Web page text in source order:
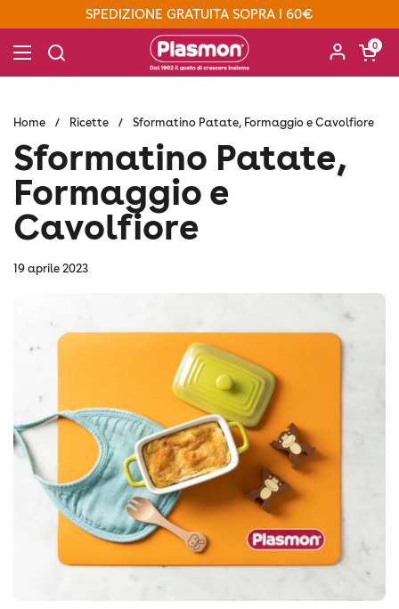
Passa ai contenutiSPEDIZIONE GRATUITA SOPRA I 60€
Apri menu
Apri
0
Home / Ricette / Sformatino Patate, Formaggio e Cavolfiore
Sformatino Patate,
Formaggio e
Cavolfiore
19 aprile 2023